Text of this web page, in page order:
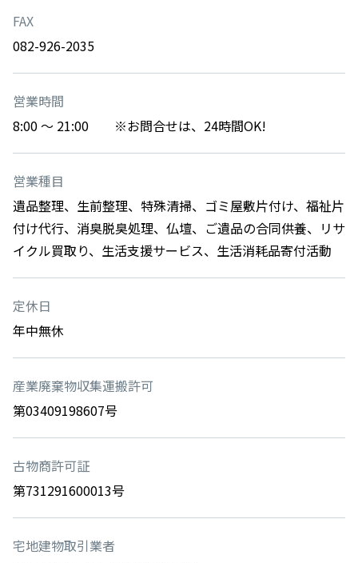
FAX
082-926-2035
営業時間
8:00 ～ 21:00 ※お問合せは、24時間OK!
営業種目
遺品整理、生前整理、特殊清掃、ゴミ屋敷片付け、福祉片
付け代行、消臭脱臭処理、仏壇、ご遺品の合同供養、リサ
イクル買取り、生活支援サービス、生活消耗品寄付活動
定休日
年中無休
産業廃棄物収集運搬許可
第03409198607号
古物商許可証
第731291600013号
宅地建物取引業者